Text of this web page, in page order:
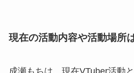
現在の活動内容や活動場所
成瀬もちは、現在VTuber活動